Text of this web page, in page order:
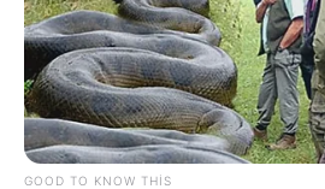
20:59 / 06 Avqust 2026
TƏCİLİ!Türkiyə
- Nə baş verir?
72
GOOD TO KNOW THIS